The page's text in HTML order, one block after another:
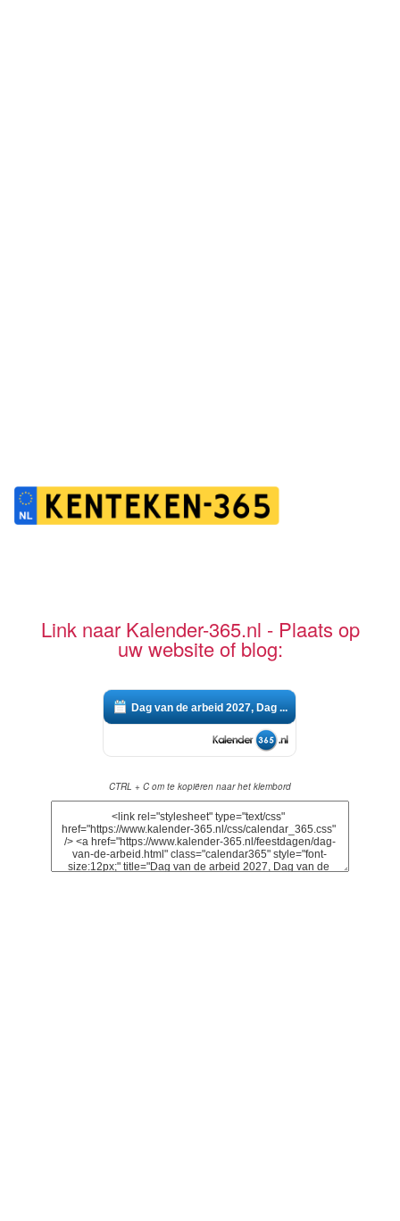
Link naar Kalender-365.nl - Plaats op
uw website of blog:
Dag van de arbeid 2027, Dag ...
CTRL + C om te kopiëren naar het klembord